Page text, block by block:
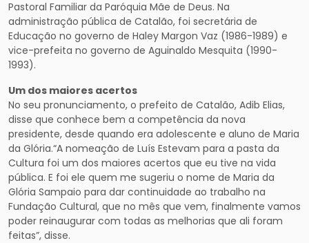
Pastoral Familiar da Paróquia Mãe de Deus. Na
administração pública de Catalão, foi secretária de
Educação no governo de Haley Margon Vaz (1986-1989) e
vice-prefeita no governo de Aguinaldo Mesquita (1990-
1993).
Um dos maiores acertos
No seu pronunciamento, o prefeito de Catalão, Adib Elias,
disse que conhece bem a competência da nova
presidente, desde quando era adolescente e aluno de Maria
da Glória.“A nomeação de Luís Estevam para a pasta da
Cultura foi um dos maiores acertos que eu tive na vida
pública. E foi ele quem me sugeriu o nome de Maria da
Glória Sampaio para dar continuidade ao trabalho na
Fundação Cultural, que no mês que vem, finalmente vamos
poder reinaugurar com todas as melhorias que ali foram
feitas”, disse.